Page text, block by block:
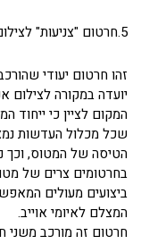
5.חרטום "צניעות" לצילום אלכסוני ארוך טווח
יועדה במקורה לצילום
המקום לציין כי ייחוד
שכל מכלול העדשות
הטיסה של המטוס, וכך
בחרטומים צרים של
ביצועים מעולים
המצלם לאיומי אוייב.
חרטום זה מורכב משני